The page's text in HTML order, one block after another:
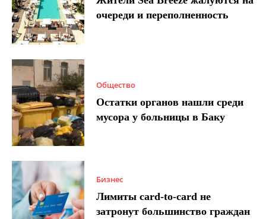
очереди и переполненность
Общество
Остатки органов нашли среди
мусора у больницы в Баку
Бизнес
Лимиты card-to-card не
затронут большинство граждан